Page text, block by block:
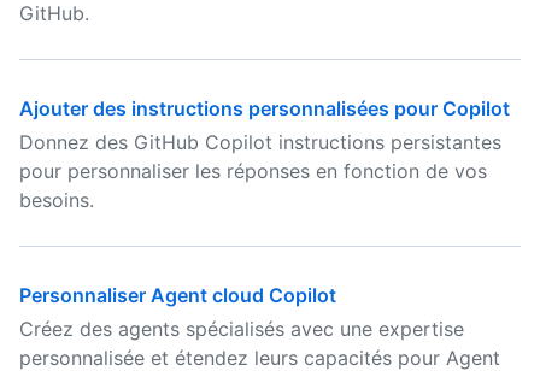
GitHub.
Ajouter des instructions personnalisées pour Copilot
Donnez des GitHub Copilot instructions persistantes
pour personnaliser les réponses en fonction de vos
besoins.
Personnaliser Agent cloud Copilot
Créez des agents spécialisés avec une expertise
personnalisée et étendez leurs capacités pour Agent